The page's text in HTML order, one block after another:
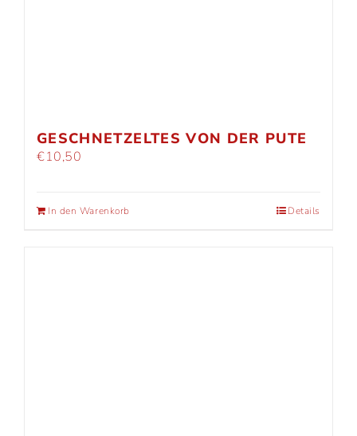
GESCHNETZELTES VON DER PUTE
€10,50
In den Warenkorb Details